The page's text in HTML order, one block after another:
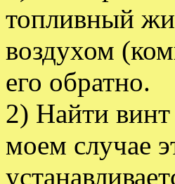
топливный
воздухом
его обратно.
2) Найти винт
моем случае